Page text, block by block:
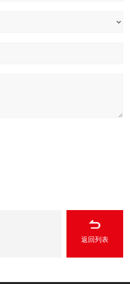
返回列表